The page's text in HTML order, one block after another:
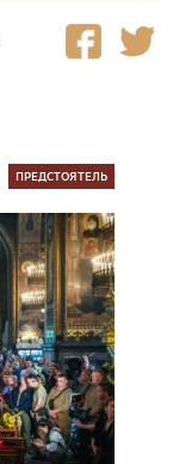
ПРЕДСТОЯТЕЛЬ